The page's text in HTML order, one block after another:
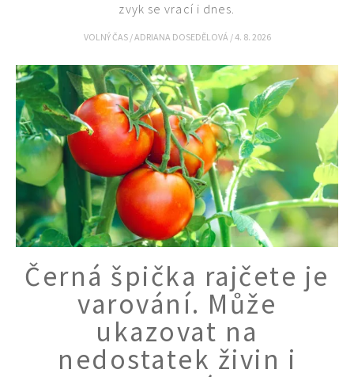
zvyk se vrací i dnes.
VOLNÝ ČAS /ADRIANA DOSEDĚLOVÁ /4. 8. 2026
Černá špička rajčete je
varování. Může
ukazovat na
nedostatek živin i